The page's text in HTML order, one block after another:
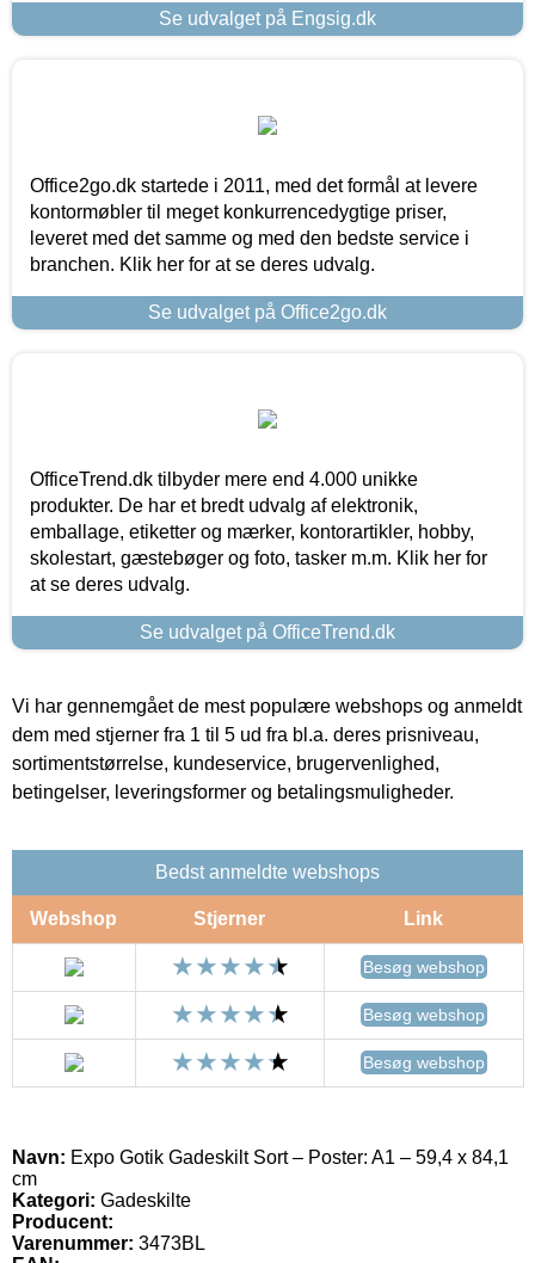
Se udvalget på Engsig.dk
Office2go.dk startede i 2011, med det formål at levere
kontormøbler til meget konkurrencedygtige priser,
leveret med det samme og med den bedste service i
branchen. Klik her for at se deres udvalg.
Se udvalget på Office2go.dk
OfficeTrend.dk tilbyder mere end 4.000 unikke
produkter. De har et bredt udvalg af elektronik,
emballage, etiketter og mærker, kontorartikler, hobby,
skolestart, gæstebøger og foto, tasker m.m. Klik her for
at se deres udvalg.
Se udvalget på OfficeTrend.dk
Vi har gennemgået de mest populære webshops og anmeldt
dem med stjerner fra 1 til 5 ud fra bl.a. deres prisniveau,
sortimentstørrelse, kundeservice, brugervenlighed,
betingelser, leveringsformer og betalingsmuligheder.
Bedst anmeldte webshops
Webshop Stjerner Link
Besøg webshop
Besøg webshop
Besøg webshop
Navn: Expo Gotik Gadeskilt Sort – Poster: A1 – 59,4 x 84,1
cm
Kategori: Gadeskilte
Producent:
Varenummer: 3473BL